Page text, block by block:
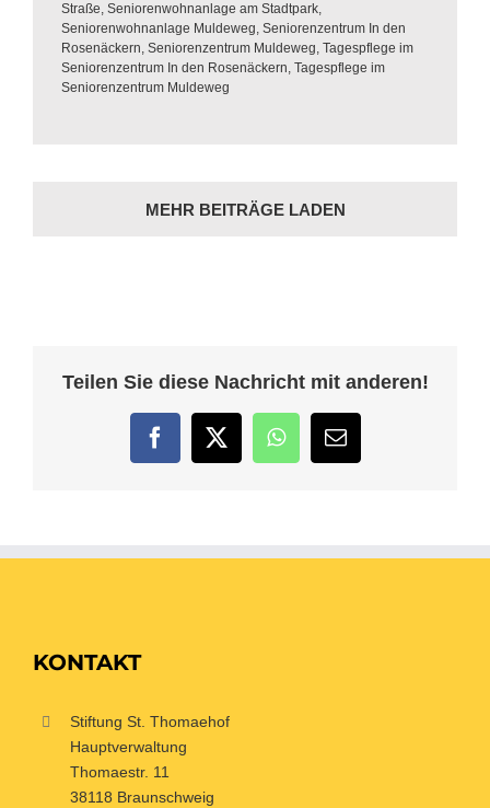
Straße, Seniorenwohnanlage am Stadtpark,
Seniorenwohnanlage Muldeweg, Seniorenzentrum In den
Rosenäckern, Seniorenzentrum Muldeweg, Tagespflege im
Seniorenzentrum In den Rosenäckern, Tagespflege im
Seniorenzentrum Muldeweg
MEHR BEITRÄGE LADEN
Teilen Sie diese Nachricht mit anderen!
FacebookTwitterWhatsApp
E-
Mail
KONTAKT
Stiftung St. Thomaehof
Hauptverwaltung
Thomaestr. 11
38118 Braunschweig